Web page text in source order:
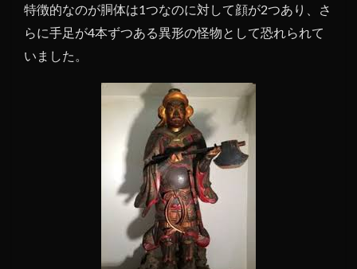
ャム
双生
児説
特徴的なのが胴体は1つなのに対して顔が2つあり、さ
らに手足が4本ずつある異形の怪物として恐れられて
いました。